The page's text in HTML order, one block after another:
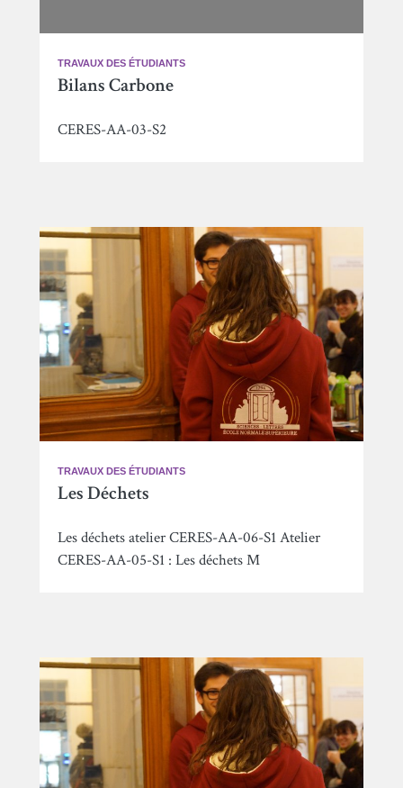
TRAVAUX DES ÉTUDIANTS
Bilans Carbone
CERES-AA-03-S2
TRAVAUX DES ÉTUDIANTS
Les Déchets
Les déchets atelier CERES-AA-06-S1 Atelier
CERES-AA-05-S1 : Les déchets M